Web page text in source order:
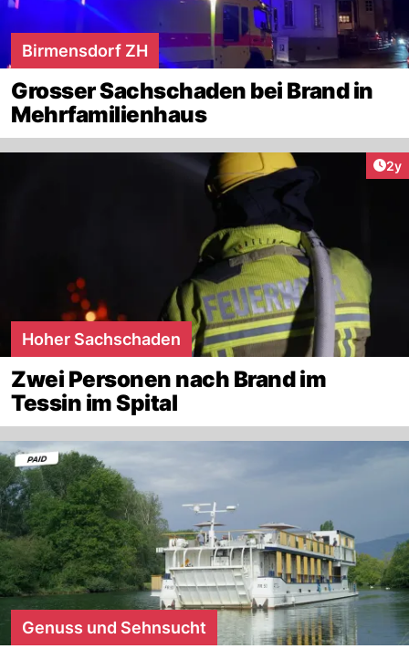
Birmensdorf ZH
Grosser Sachschaden bei Brand in
Mehrfamilienhaus
2y
Hoher Sachschaden
Zwei Personen nach Brand im
Tessin im Spital
Genuss und Sehnsucht